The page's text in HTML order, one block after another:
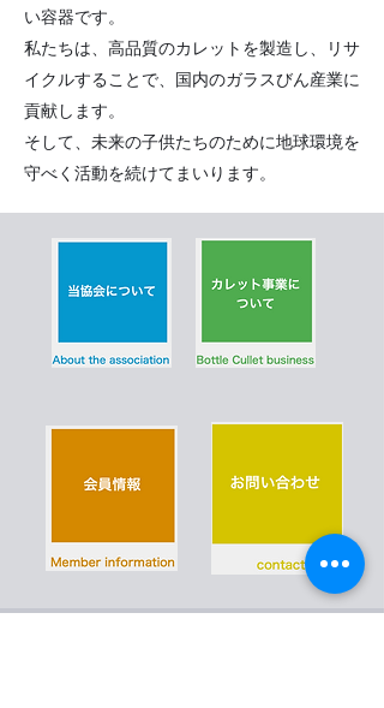
い容器です。
私たちは、高品質のカレットを製造し、リサ
イクルすることで、国内のガラスびん産業に
貢献します。
そして、未来の子供たちのために地球環境を
守べく活動を続けてまいります。